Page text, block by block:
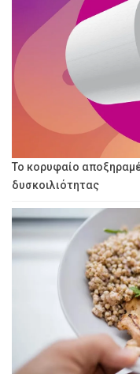
Το κορυφαίο
δυσκοιλιότητας